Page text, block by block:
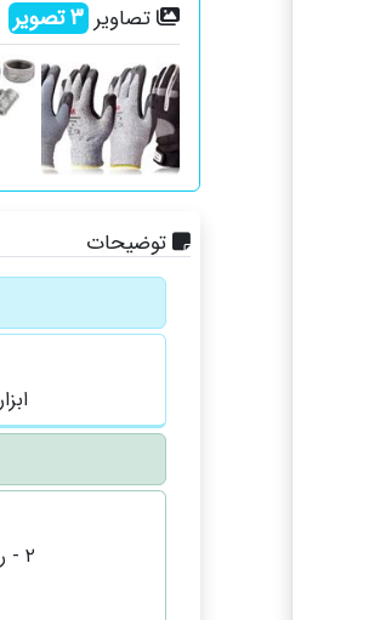
تصاویر 3تصویر
توضیحات
۲ - روانکارها و گیریس های سبک و نیمه صنعتی و صنعتی